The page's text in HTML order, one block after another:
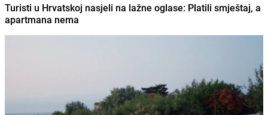
Turisti u Hrvatskoj nasjeli na lažne oglase: Platili smještaj, a
apartmana nema